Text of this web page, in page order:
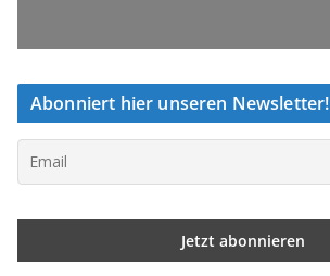
Abonniert hier unseren Newsletter!